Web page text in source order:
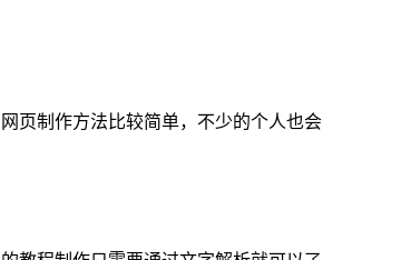
页制作方法比较简单，不少的个人也会